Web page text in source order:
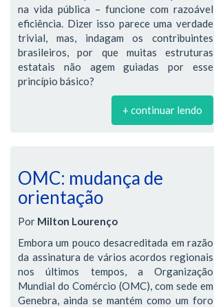
na vida pública – funcione com razoável
eficiência. Dizer isso parece uma verdade
trivial, mas, indagam os contribuintes
brasileiros, por que muitas estruturas
estatais não agem guiadas por esse
princípio básico?
+ continuar lendo
OMC: mudança de
orientação
Por Milton Lourenço
Embora um pouco desacreditada em razão
da assinatura de vários acordos regionais
nos últimos tempos, a Organização
Mundial do Comércio (OMC), com sede em
Genebra, ainda se mantém como um foro